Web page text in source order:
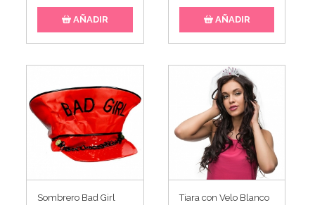
AÑADIR AÑADIR
Sombrero Bad Girl Tiara con Velo Blanco